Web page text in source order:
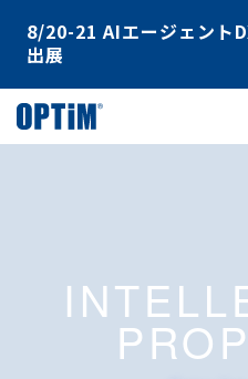
8/20-21 AIエージェント
出展